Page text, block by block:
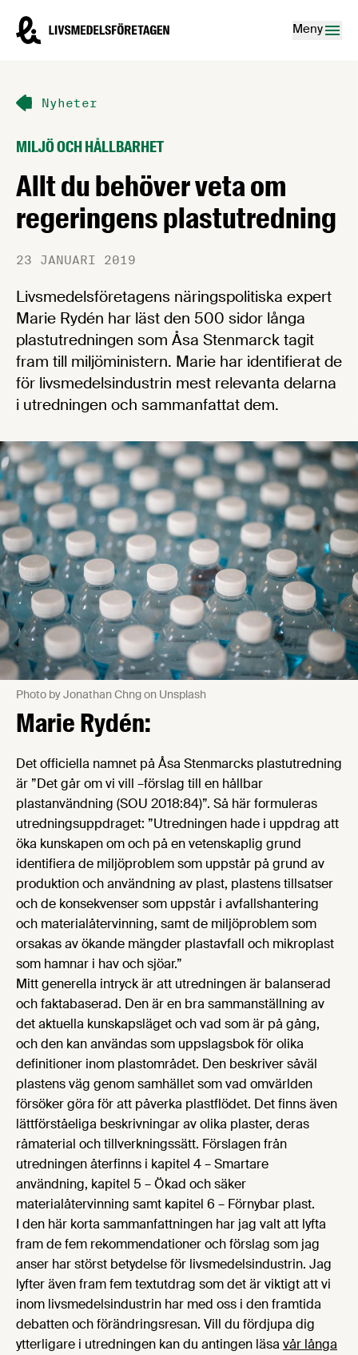
Livsmedelsföretagen – till startsidan
Meny
Nyheter
MILJÖ OCH HÅLLBARHET
Allt du behöver veta om
regeringens plastutredning
23 JANUARI 2019
Livsmedelsföretagens näringspolitiska expert
Marie Rydén har läst den 500 sidor långa
plastutredningen som Åsa Stenmarck tagit
fram till miljöministern. Marie har identifierat de
för livsmedelsindustrin mest relevanta delarna
i utredningen och sammanfattat dem.
Photo by Jonathan Chng on Unsplash
Marie Rydén:
Det officiella namnet på Åsa Stenmarcks plastutredning
är ”Det går om vi vill –förslag till en hållbar
plastanvändning (SOU 2018:84)”. Så här formuleras
utredningsuppdraget: ”Utredningen hade i uppdrag att
öka kunskapen om och på en vetenskaplig grund
identifiera de miljöproblem som uppstår på grund av
produktion och användning av plast, plastens tillsatser
och de konsekvenser som uppstår i avfallshantering
och materialåtervinning, samt de miljöproblem som
orsakas av ökande mängder plastavfall och mikroplast
som hamnar i hav och sjöar.”
Mitt generella intryck är att utredningen är balanserad
och faktabaserad. Den är en bra sammanställning av
det aktuella kunskapsläget och vad som är på gång,
och den kan användas som uppslagsbok för olika
definitioner inom plastområdet. Den beskriver såväl
plastens väg genom samhället som vad omvärlden
försöker göra för att påverka plastflödet. Det finns även
lättförståeliga beskrivningar av olika plaster, deras
råmaterial och tillverkningssätt. Förslagen från
utredningen återfinns i kapitel 4 – Smartare
användning, kapitel 5 – Ökad och säker
materialåtervinning samt kapitel 6 – Förnybar plast.
I den här korta sammanfattningen har jag valt att lyfta
fram de fem rekommendationer och förslag som jag
anser har störst betydelse för livsmedelsindustrin. Jag
lyfter även fram fem textutdrag som det är viktigt att vi
inom livsmedelsindustrin har med oss i den framtida
debatten och förändringsresan. Vill du fördjupa dig
ytterligare i utredningen kan du antingen läsa vår långa